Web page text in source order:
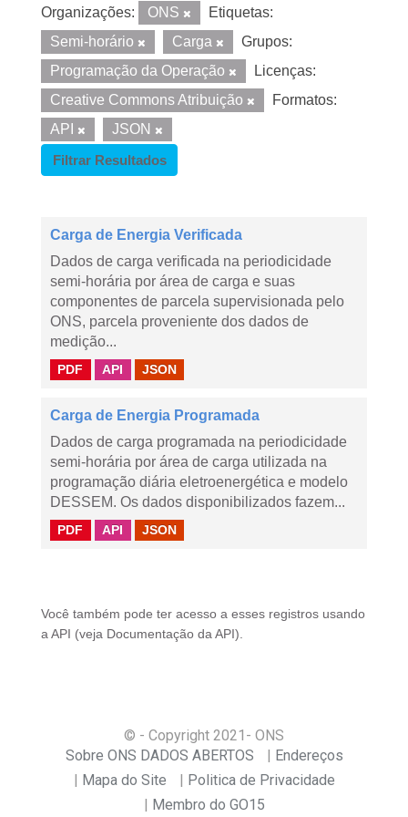
Organizações: ONS
Etiquetas:
Semi-horário
Carga
Grupos:
Programação da Operação
Licenças:
Creative Commons Atribuição
Formatos:
API
JSON
Filtrar Resultados
Carga de Energia Verificada
Dados de carga verificada na periodicidade
semi-horária por área de carga e suas
componentes de parcela supervisionada pelo
ONS, parcela proveniente dos dados de
medição...
PDF API JSON
Carga de Energia Programada
Dados de carga programada na periodicidade
semi-horária por área de carga utilizada na
programação diária eletroenergética e modelo
DESSEM. Os dados disponibilizados fazem...
PDF API JSON
Você também pode ter acesso a esses registros usando
a API (veja Documentação da API ).
© - Copyright 2021 - ONS
Sobre ONS DADOS ABERTOS
Endereços
Mapa do Site
Politica de Privacidade
Membro do GO15